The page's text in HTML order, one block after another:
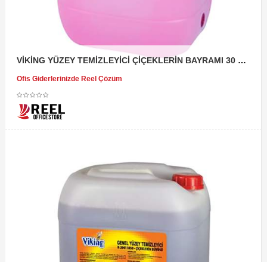
VİKİNG YÜZEY TEMİZLEYİCİ ÇİÇEKLERİN BAYRAMI 30 KG
Ofis Giderlerinizde Reel Çözüm